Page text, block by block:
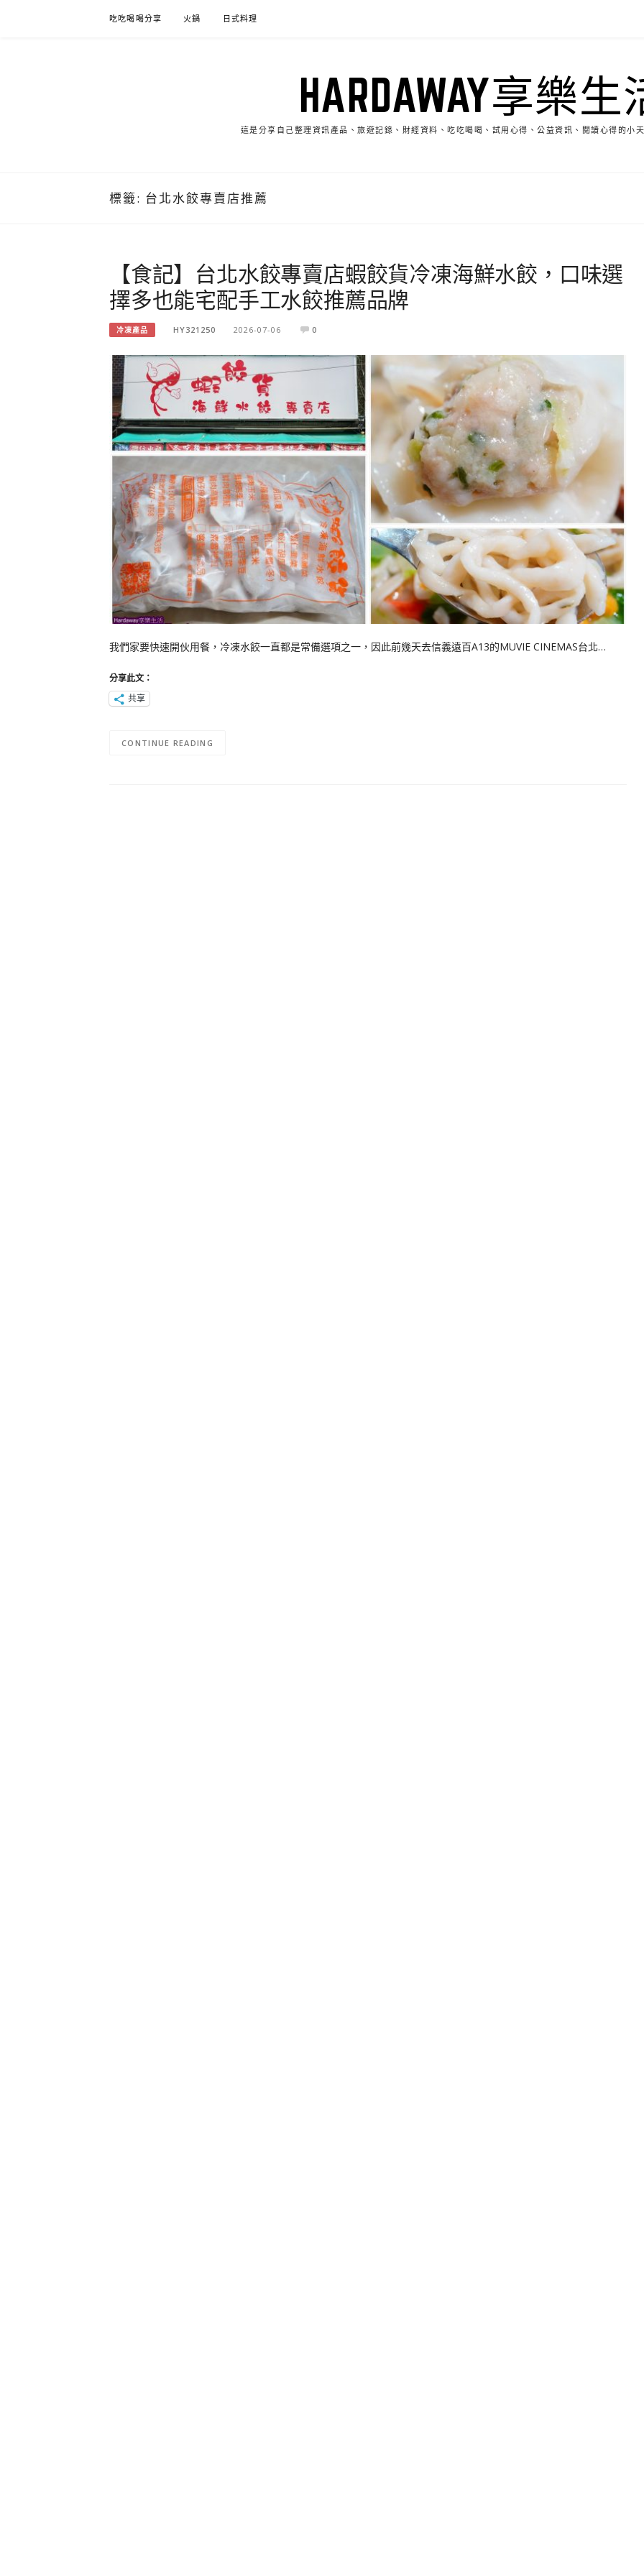
吃吃喝喝分享 火鍋 日式料理
HARDAWAY享樂生
這是分享自己整理資訊產品、旅遊記錄、財經資料、吃吃喝喝、試用心得、公益資訊、閱讀心得的小
標籤: 台北水餃專賣店推薦
【食記】台北水餃專賣店蝦餃貨冷凍海鮮水餃，口味選
擇多也能宅配手工水餃推薦品牌
冷凍產品 HY321250 2026-07-06 0
我們家要快速開伙用餐，冷凍水餃一直都是常備選項之一，因此前幾天去信義遠百A13的MUVIE CINEMAS台北…
分享此文：
共享
CONTINUE READING